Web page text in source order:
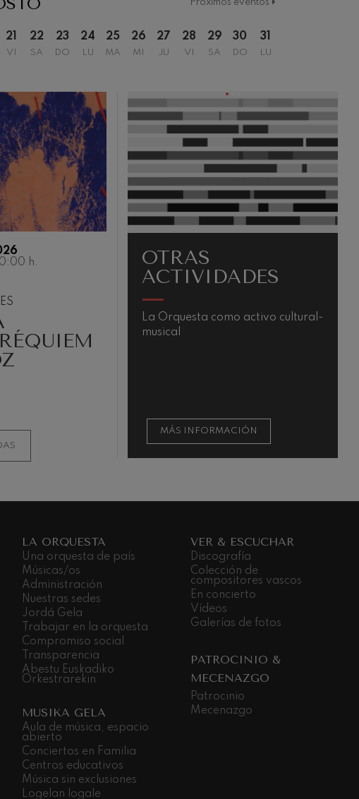
21
VI
22
SA
23
DO
24
LU
25
MA
26
MI
27
JU
28
VI
29
SA
30
DO
31
LU
como activo cultural-
MATINÉES DE
MIRAMON
Las Matinées de Miramon
alcanzan su 35ª Temporada
MÁS INFORMACIÓN
h.
LA ORQUESTA
Una orquesta de país
Músicas/os
Administración
Nuestras sedes
Jordá Gela
Trabajar en la orquesta
Compromiso social
Transparencia
Abestu Euskadiko
Orkestrarekin
MUSIKA GELA
Aula de música, espacio
abierto
Conciertos en Familia
Centros educativos
Música sin exclusiones
Logelan logale
VER & ESCUCHAR
Discografía
Colección de
compositores vascos
En concierto
Vídeos
Galerías de fotos
PATROCINIO &
MECENAZGO
Patrocinio
Mecenazgo